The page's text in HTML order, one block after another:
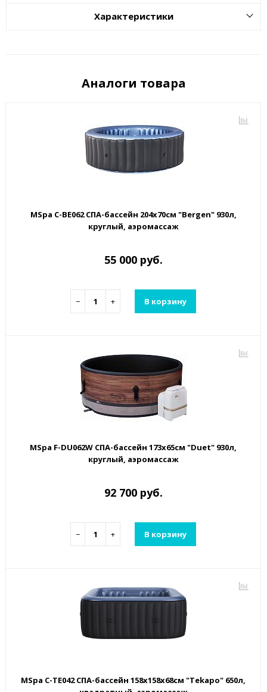
Характеристики
Аналоги товара
MSpa C-BE062 СПА-бассейн 204х70см "Bergen" 930л,
круглый, аэромассаж
55 000 руб.
− + В корзину
MSpa F-DU062W СПА-бассейн 173х65см "Duet" 930л,
круглый, аэромассаж
92 700 руб.
− + В корзину
MSpa C-TE042 СПА-бассейн 158х158х68см "Tekapo" 650л,